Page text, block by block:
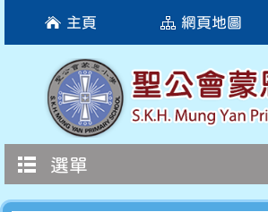
選單
網頁地圖
主頁